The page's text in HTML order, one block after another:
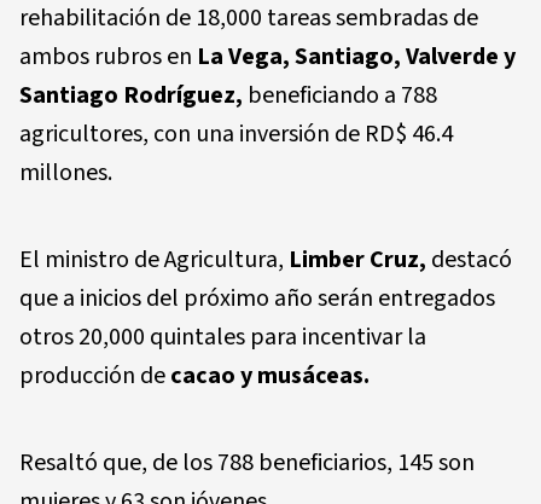
rehabilitación de 18,000 tareas sembradas de
ambos rubros en La Vega, Santiago, Valverde y
Santiago Rodríguez, beneficiando a 788
agricultores, con una inversión de RD$ 46.4
millones.
El ministro de Agricultura, Limber Cruz, destacó
que a inicios del próximo año serán entregados
otros 20,000 quintales para incentivar la
producción decacao y musáceas.
Resaltó que, de los 788 beneficiarios, 145 son